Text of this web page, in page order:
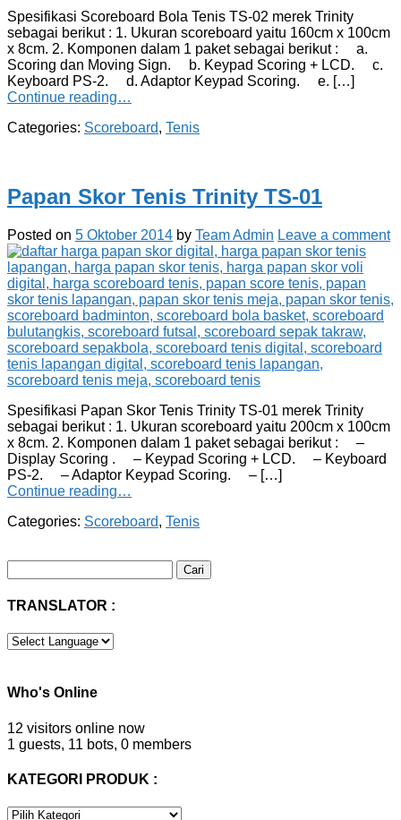
Spesifikasi Scoreboard Bola Tenis TS-02 merek Trinity
sebagai berikut : 1. Ukuran scoreboard yaitu 160cm x 100cm
x 8cm. 2. Komponen dalam 1 paket sebagai berikut : a.
Scoring dan Moving Sign. b. Keypad Scoring + LCD. c.
Keyboard PS-2. d. Adaptor Keypad Scoring. e. […]
Continue reading…
Categories: Scoreboard, Tenis
Papan Skor Tenis Trinity TS-01
Posted on 5 Oktober 2014 by Team Admin Leave a comment
Spesifikasi Papan Skor Tenis Trinity TS-01 merek Trinity
sebagai berikut : 1. Ukuran scoreboard yaitu 200cm x 100cm
x 8cm. 2. Komponen dalam 1 paket sebagai berikut : –
Display Scoring . – Keypad Scoring + LCD. – Keyboard
PS-2. – Adaptor Keypad Scoring. – […]
Continue reading…
Categories: Scoreboard, Tenis
untuk:
TRANSLATOR :
Who's Online
12 visitors online now
1 guests, 11 bots, 0 members
KATEGORI PRODUK :
KATEGORI